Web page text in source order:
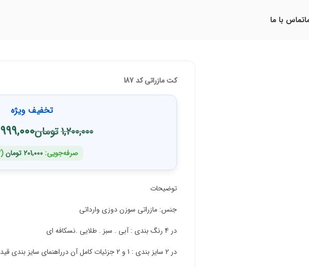
تماس با ما
کت مازراتی کد 187
تخفیف ویژه
1,200,000تومان999,000
صرفه‌جویی: 201,000 تومان(17%)
توضیحات
جنس: مازراتی سوزن دوزی وارداتی
در 4 رنگ بندی : آبی . سبز . طلایی .نسکافه ای
در 2 سایز بندی : 1 و 2 جزئیات کامل آن درراهنمای سایز بندی قید شده است